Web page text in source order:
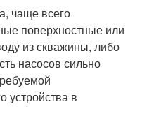
чаще всего
поверхностные или
из скважины, либо
насосов сильно
устройства в